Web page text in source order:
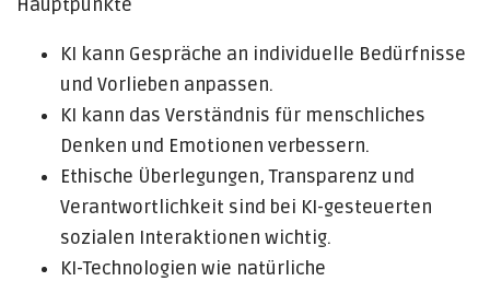
Hauptpunkte
KI kann Gespräche an individuelle Bedürfnisse
und Vorlieben anpassen.
KI kann das Verständnis für menschliches
Denken und Emotionen verbessern.
Ethische Überlegungen, Transparenz und
Verantwortlichkeit sind bei KI-gesteuerten
sozialen Interaktionen wichtig.
KI-Technologien wie natürliche